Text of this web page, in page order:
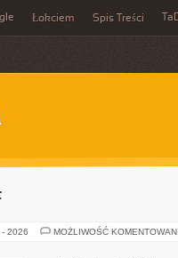
Łokciem Spis Treści
- 2026 MOŻLIWOŚĆ